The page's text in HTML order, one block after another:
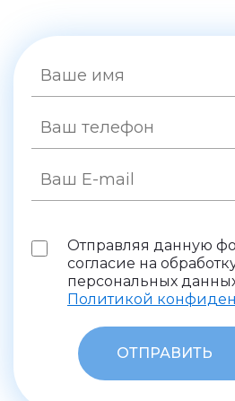
Отправляя данную
согласие на
персональных
Политикой
ОТПРАВИТЬ